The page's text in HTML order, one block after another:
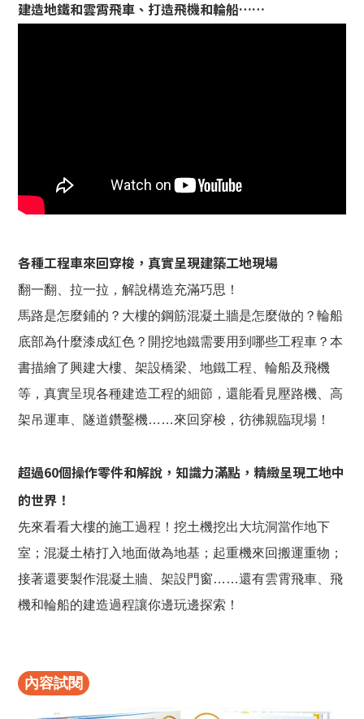
建造地鐵和雲霄飛車、打造飛機和輪船……
各種工程車來回穿梭，真實呈現建築工地現場
翻一翻、拉一拉，解說構造充滿巧思！
馬路是怎麼鋪的？大樓的鋼筋混凝土牆是怎麼做的？輪船
底部為什麼漆成紅色？開挖地鐵需要用到哪些工程車？本
書描繪了興建大樓、架設橋梁、地鐵工程、輪船及飛機
等，真實呈現各種建造工程的細節，還能看見壓路機、高
架吊運車、隧道鑽鑿機……來回穿梭，彷彿親臨現場！
超過60個操作零件和解說，知識力滿點，精緻呈現工地中
的世界！
先來看看大樓的施工過程！挖土機挖出大坑洞當作地下
室；混凝土樁打入地面做為地基；起重機來回搬運重物；
接著還要製作混凝土牆、架設門窗……還有雲霄飛車、飛
機和輪船的建造過程讓你邊玩邊探索！
內容試閱